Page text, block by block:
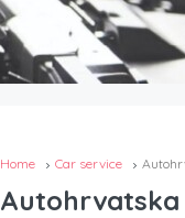
Home Car service
Autohrvatska